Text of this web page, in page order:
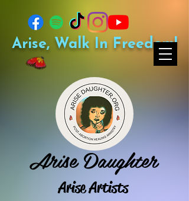
Arise Daughter
Arise Artists
Arise, Walk In Freedom!